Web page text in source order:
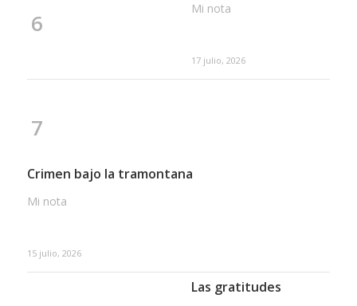
6 Mi nota
17 julio, 2026
7
Crimen bajo la tramontana
Mi nota
15 julio, 2026
Las gratitudes